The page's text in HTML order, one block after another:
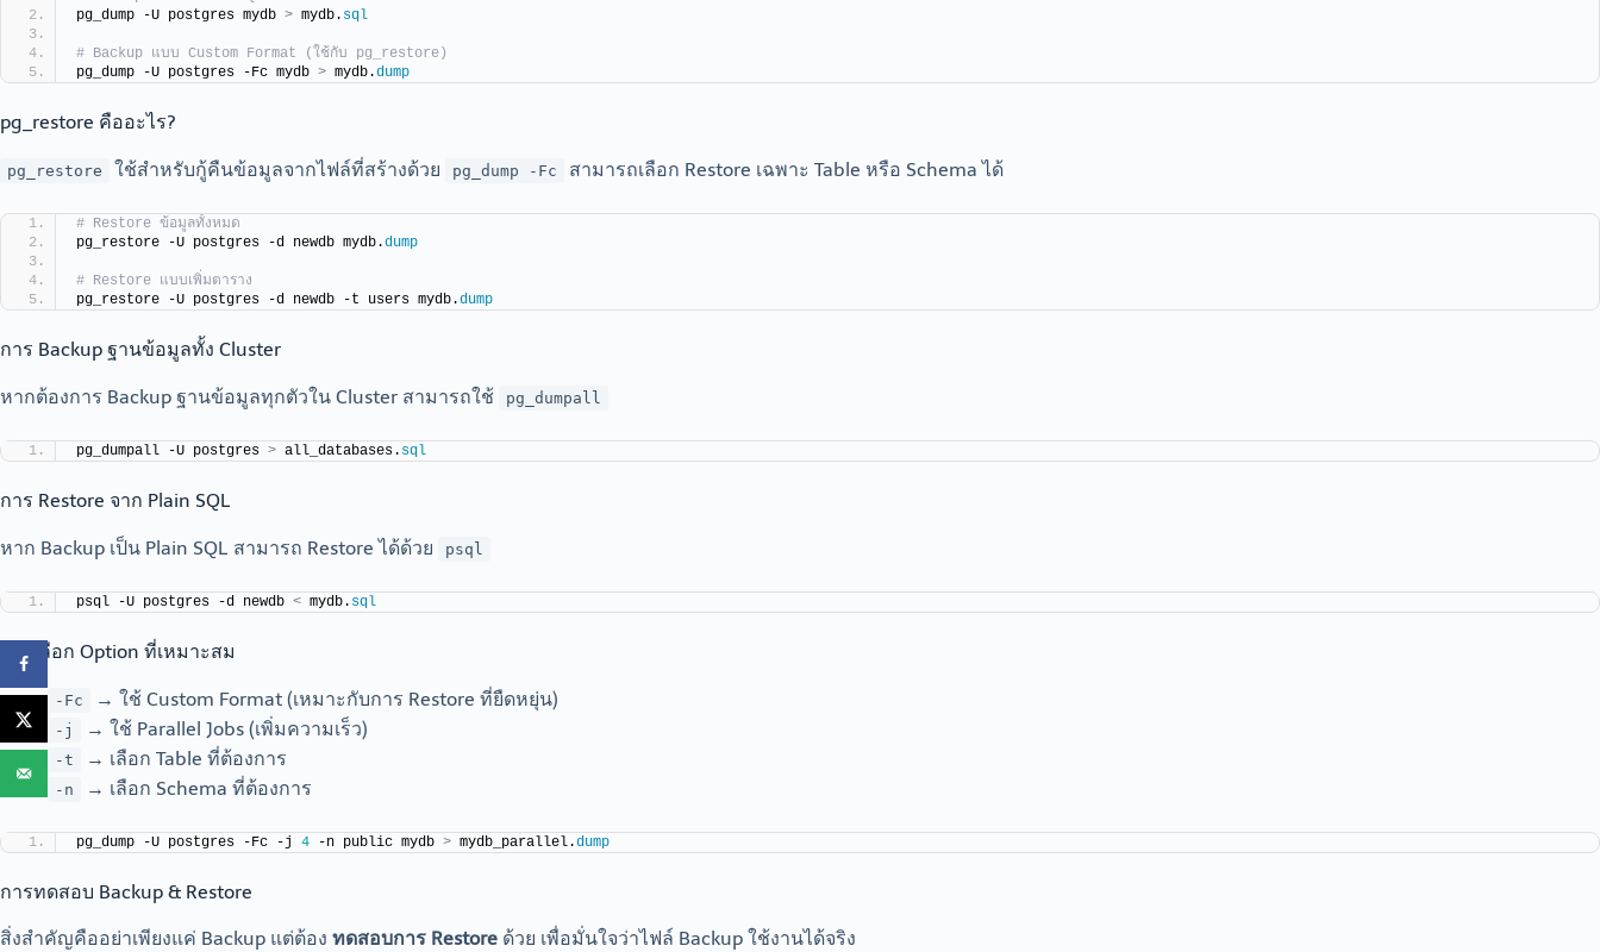
pg_dump -U postgres mydb > mydb. sql
# Backup แบบ Custom Format (ใช้กับ pg_restore)
pg_dump -U postgres -Fc mydb > mydb.dump
pg_restore คืออะไร?
pg_restore ใช้สำหรับกู้คืนข้อมูลจากไฟล์ที่สร้างด้วย pg_dump -Fc สามารถเลือก Restore เฉพาะ Table หรือ Schema ได้
# Restore ข้อมูลทั้งหมด
pg_restore -U postgres -d newdb mydb.dump
# Restore แบบเพิ่มตาราง
pg_restore -U postgres -d newdb -t users mydb.dump
การ Backup ฐานข้อมูลทั้ง Cluster
หากต้องการ Backup ฐานข้อมูลทุกตัวใน Cluster สามารถใช้ pg_dumpall
pg_dumpall -U postgres > all_databases. sql
การ Restore จาก Plain SQL
หาก Backup เป็น Plain SQL สามารถ Restore ได้ด้วย psql
psql -U postgres -d newdb < mydb. sql
การเลือก Option ที่เหมาะสม
-Fc → ใช้ Custom Format (เหมาะกับการ Restore ที่ยืดหยุ่น)
-j → ใช้ Parallel Jobs (เพิ่มความเร็ว)
-t → เลือก Table ที่ต้องการ
-n → เลือก Schema ที่ต้องการ
pg_dump -U postgres -Fc -j 4 -n public mydb > mydb_parallel.dump
การทดสอบ Backup & Restore
สิ่งสำคัญคืออย่าเพียงแค่ Backup แต่ต้อง ทดสอบการ Restore ด้วย เพื่อมั่นใจว่าไฟล์ Backup ใช้งานได้จริง